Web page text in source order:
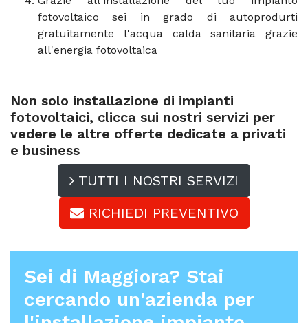
fotovoltaico sei in grado di autoprodurti
gratuitamente l'acqua calda sanitaria grazie
all'energia fotovoltaica
Non solo installazione di impianti
fotovoltaici, clicca sui nostri servizi per
vedere le altre offerte dedicate a privati
e business
TUTTI I NOSTRI SERVIZI
RICHIEDI PREVENTIVO
Sei di Maggiora? Stai
cercando un'azienda per